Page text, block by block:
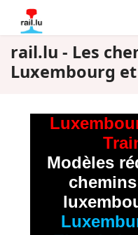
rail.lu - Les
Luxembourg